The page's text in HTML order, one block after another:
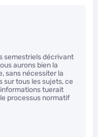
semestriels décrivant
aurons bien la
sans nécessiter la
sur tous les sujets, ce
tuerait
processus normatif